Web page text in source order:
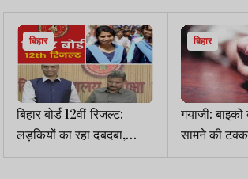
बिहार
बिहार बोर्ड 12वीं रिजल्ट:
लड़कियों का रहा दबदबा,
आदित्य प्रकाश-साक्षी-अदिति
बिहार
गयाजी:
सामने की
की मौत